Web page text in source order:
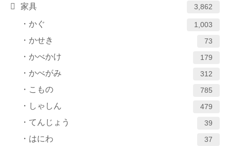
家具 3,862
かぐ 1,003
かせき 73
かべかけ 179
かべがみ 312
こもの 785
しゃしん 479
てんじょう 39
はにわ 37